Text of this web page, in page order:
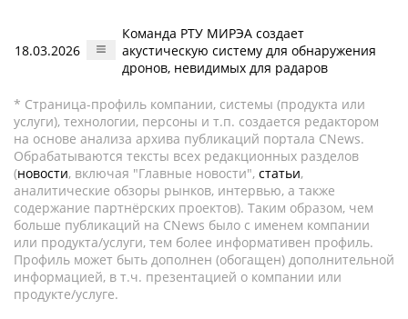
18.03.2026
Команда РТУ МИРЭА создает
акустическую систему для обнаружения
дронов, невидимых для радаров
* Страница-профиль компании, системы (продукта или
услуги), технологии, персоны и т.п. создается редактором
на основе анализа архива публикаций портала CNews.
Обрабатываются тексты всех редакционных разделов
(новости, включая "Главные новости", статьи,
аналитические обзоры рынков, интервью, а также
содержание партнёрских проектов). Таким образом, чем
больше публикаций на CNews было с именем компании
или продукта/услуги, тем более информативен профиль.
Профиль может быть дополнен (обогащен) дополнительной
информацией, в т.ч. презентацией о компании или
продукте/услуге.